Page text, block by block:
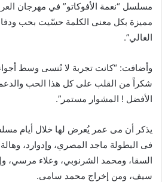
مسلسل “نعمة الأفوكاتو” في مهرجان
مميزة بكل معنى الكلمة حسّيت بحب
الغالي”.
وأضافت: “كانت تجربة لا تُنسى وسط
شكراً من القلب على كل هذا الحب
الأفضل ! المشوار مستمر”.
يذكر أن مى عمر يُعرض لها خلال أيام
فى البطولة ماجد المصري، وإدوارد،
السقا، ومحمد الشرنوبي، وعلاء مرسي،
سيف، ومن إخراج محمد سامى.